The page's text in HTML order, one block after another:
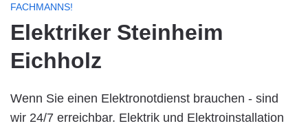
FACHMANNS!
Elektriker Steinheim
Eichholz
Wenn Sie einen Elektronotdienst brauchen - sind
wir 24/7 erreichbar. Elektrik und Elektroinstallation